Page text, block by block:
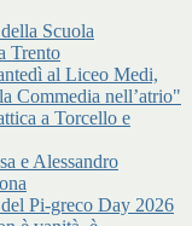
Scuola
Trento
al Liceo Medi,
Commedia nell’atrio"
a Torcello e
e Alessandro
Pi-greco Day 2026